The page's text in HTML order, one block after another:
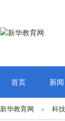
首页 新闻
新华教育网 科技